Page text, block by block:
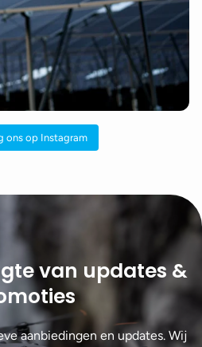
ons op Instagram
van updates &
aanbiedingen en updates. Wij